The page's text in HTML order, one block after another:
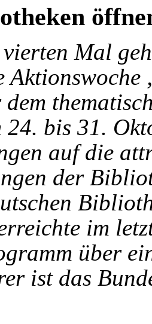
vierten Mal
24. bis 31.
auf die
der
im
über
ist das